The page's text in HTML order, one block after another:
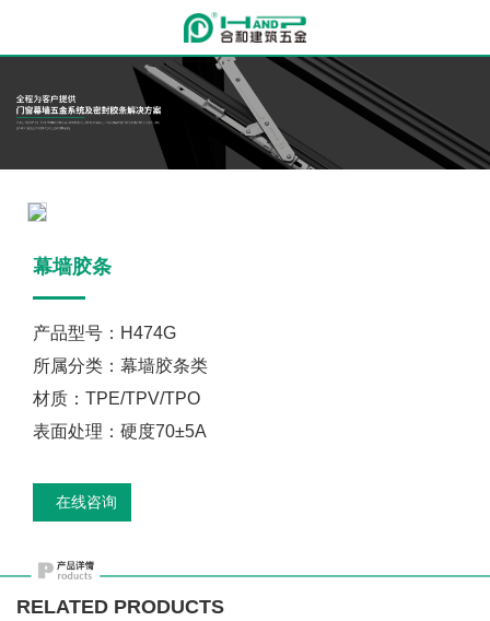
幕墙胶条
产品型号：H474G
所属分类：幕墙胶条类
材质：TPE/TPV/TPO
表面处理：硬度70±5A
在线咨询
RELATED PRODUCTS